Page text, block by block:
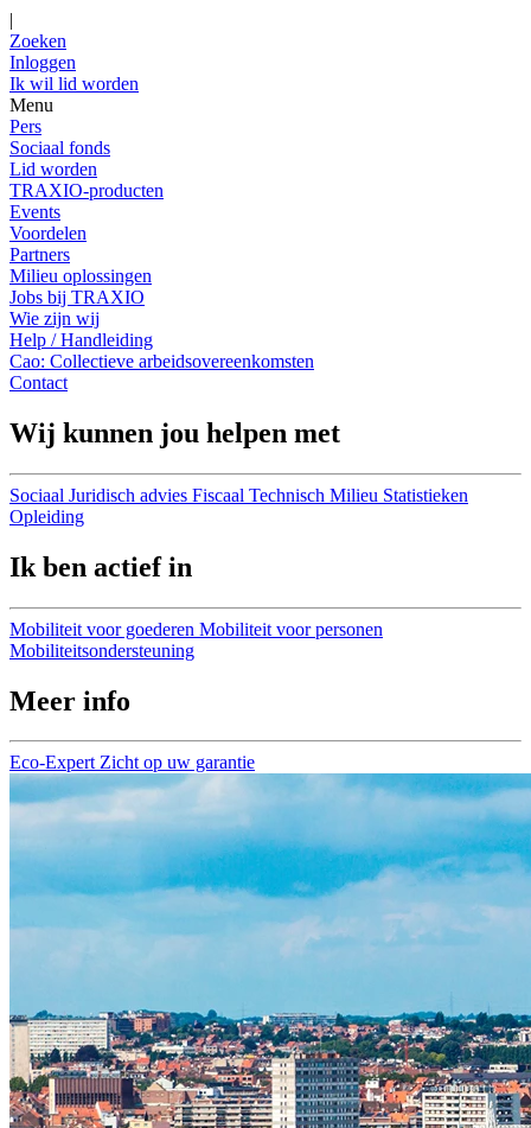
|
Zoeken
Inloggen
Ik wil lid worden
Menu
Pers
Sociaal fonds
Lid worden
TRAXIO-producten
Events
Voordelen
Partners
Milieu oplossingen
Jobs bij TRAXIO
Wie zijn wij
Help / Handleiding
Cao: Collectieve arbeidsovereenkomsten
Contact
Wij kunnen jou helpen met
Sociaal Juridisch advies Fiscaal Technisch Milieu Statistieken
Opleiding
Ik ben actief in
Mobiliteit voor goederen Mobiliteit voor personen
Mobiliteitsondersteuning
Meer info
Eco-Expert Zicht op uw garantie